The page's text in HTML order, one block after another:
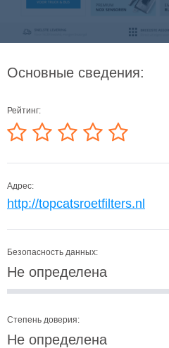
Основные сведения:
Рейтинг:
Адрес:
http://topcatsroetfilters.nl
Безопасность данных:
Не определена
Степень доверия:
Не определена